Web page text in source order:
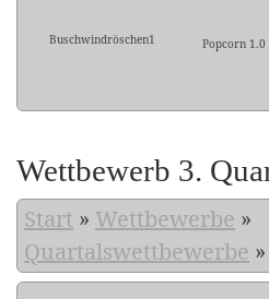
Buschwindröschen1 Popcorn 1.0
Wettbewerb 3.
Start » Wettbewerbe »
Quartalswettbewerbe »